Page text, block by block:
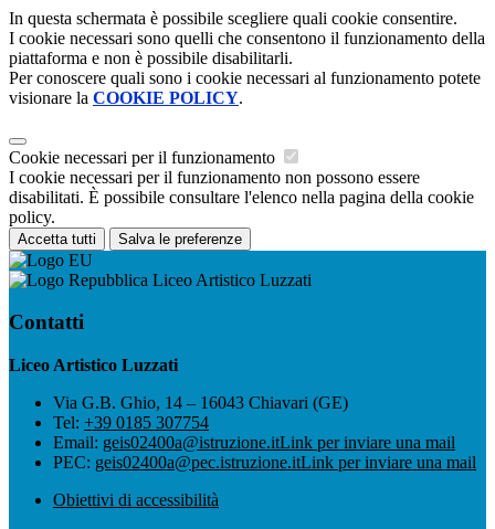
In questa schermata è possibile scegliere quali cookie consentire.
I cookie necessari sono quelli che consentono il funzionamento della
piattaforma e non è possibile disabilitarli.
Per conoscere quali sono i cookie necessari al funzionamento potete
visionare la COOKIE POLICY.
Cookie necessari per il funzionamento
I cookie necessari per il funzionamento non possono essere
disabilitati. È possibile consultare l'elenco nella pagina della cookie
policy.
Accetta tutti Salva le preferenze
Liceo Artistico Luzzati
Contatti
Liceo Artistico Luzzati
Via G.B. Ghio, 14 – 16043 Chiavari (GE)
Tel: +39 0185 307754
Email: geis02400a@istruzione.itLink per inviare una mail
PEC: geis02400a@pec.istruzione.itLink per inviare una mail
Obiettivi di accessibilità